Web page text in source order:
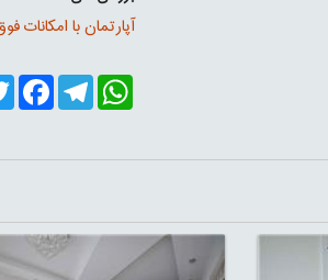
آپارتمان با امکانات
TelegramWhatsApp